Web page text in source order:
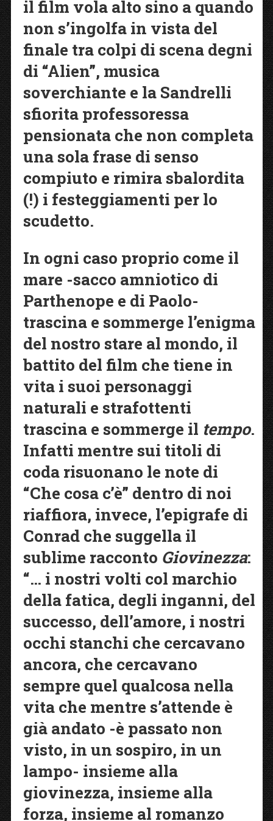
il film vola alto sino a quando
non s’ingolfa in vista del
finale tra colpi di scena degni
di “Alien”, musica
soverchiante e la Sandrelli
sfiorita professoressa
pensionata che non completa
una sola frase di senso
compiuto e rimira sbalordita
(!) i festeggiamenti per lo
scudetto.
In ogni caso proprio come il
mare -sacco amniotico di
Parthenope e di Paolo-
trascina e sommerge l’enigma
del nostro stare al mondo, il
battito del film che tiene in
vita i suoi personaggi
naturali e strafottenti
trascina e sommerge il tempo.
Infatti mentre sui titoli di
coda risuonano le note di
“Che cosa c’è” dentro di noi
riaffiora, invece, l’epigrafe di
Conrad che suggella il
sublime racconto Giovinezza:
“… i nostri volti col marchio
della fatica, degli inganni, del
successo, dell’amore, i nostri
occhi stanchi che cercavano
ancora, che cercavano
sempre quel qualcosa nella
vita che mentre s’attende è
già andato -è passato non
visto, in un sospiro, in un
lampo- insieme alla
giovinezza, insieme alla
forza, insieme al romanzo